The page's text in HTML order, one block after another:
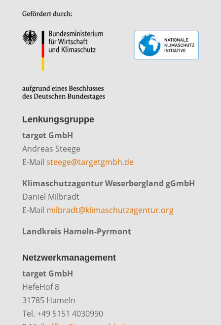
Lenkungsgruppe
target GmbH
Andreas Steege
E-Mail steege@targetgmbh.de
Klimaschutzagentur Weserbergland gGmbH
Daniel Milbradt
E-Mail milbradt@klimaschutzagentur.org
Landkreis Hameln-Pyrmont
Netzwerkmanagement
target GmbH
HefeHof 8
31785 Hameln
Tel. +49 5151 4030990